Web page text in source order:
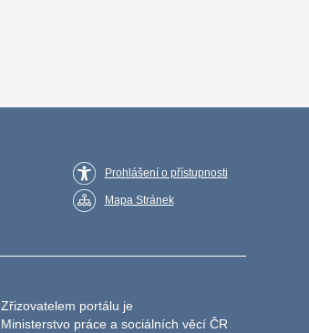
Prohlášení o přístupnosti
Mapa Stránek
Zřizovatelem portálu je
Ministerstvo práce a sociálních věcí ČR